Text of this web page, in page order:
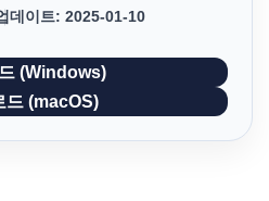
데이트: 2025-01-10
(Windows)
드 (macOS)